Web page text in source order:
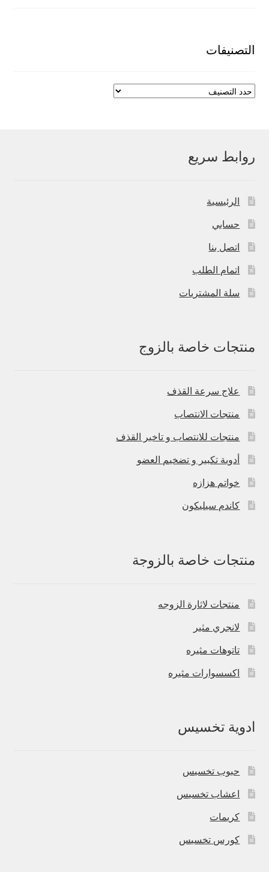
التصنيفات
روابط سريع
الرئيسية
حسابي
اتصل بنا
اتمام الطلب
سلة المشتريات
منتجات خاصة بالزوج
علاج سرعة القذف
منتجات الانتصاب
منتجات للانتصاب و تاخير القذف
أدوية تكبير و تضخيم العضو
خواتم هزازه
كاندم سيليكون
منتجات خاصة بالزوجة
منتجات لاثارة الزوجه
لانجري مثير
تاتوهات مثيره
اكسسوارات مثيره
ادوية تخسيس
حبوب تخسيس
اعشاب تخسيس
كريمات
كورس تخسيس